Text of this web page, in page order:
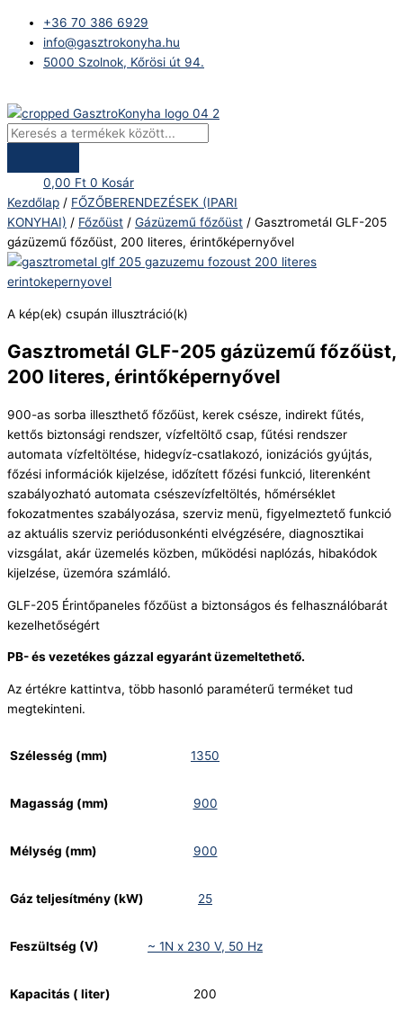
content
+36 70 386 6929
info@gasztrokonyha.hu
5000 Szolnok, Kőrösi út 94.
search
0,00 Ft 0 Kosár
Kezdőlap / FŐZŐBERENDEZÉSEK (IPARI
KONYHAI) / Főzőüst / Gázüzemű főzőüst / Gasztrometál GLF-205
gázüzemű főzőüst, 200 literes, érintőképernyővel
A kép(ek) csupán illusztráció(k)
Gasztrometál GLF-205 gázüzemű főzőüst,
200 literes, érintőképernyővel
900-as sorba illeszthető főzőüst, kerek csésze, indirekt fűtés,
kettős biztonsági rendszer, vízfeltöltő csap, fűtési rendszer
automata vízfeltöltése, hidegvíz-csatlakozó, ionizációs gyújtás,
főzési információk kijelzése, időzített főzési funkció, literenként
szabályozható automata csészevízfeltöltés, hőmérséklet
fokozatmentes szabályozása, szerviz menü, figyelmeztető funkció
az aktuális szerviz periódusonkénti elvégzésére, diagnosztikai
vizsgálat, akár üzemelés közben, működési naplózás, hibakódok
kijelzése, üzemóra számláló.
GLF-205 Érintőpaneles főzőüst a biztonságos és felhasználóbarát
kezelhetőségért
PB- és vezetékes gázzal egyaránt üzemeltethető.
Az értékre kattintva, több hasonló paraméterű terméket tud
megtekinteni.
Szélesség (mm) 1350
Magasság (mm) 900
Mélység (mm) 900
Gáz teljesítmény (kW) 25
Feszültség (V) ~ 1N x 230 V, 50 Hz
Kapacitás ( liter) 200
GLF-
205
gázüzemű
200
literes,
érintőképernyővel